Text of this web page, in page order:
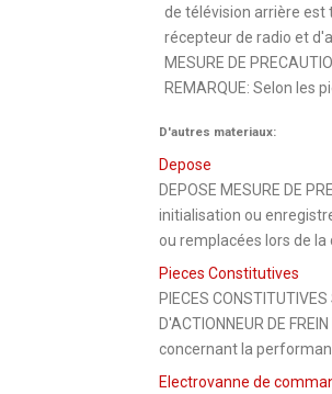
de télévision arrière
récepteur de radio et
MESURE DE
REMARQUE: Selon les
D'autres materiaux:
Depose
DEPOSE MESURE DE
initialisation ou
ou remplacées lors de
Pieces Constitutives
PIECES
D'ACTIONNEUR DE
concernant la
Electrovanne de